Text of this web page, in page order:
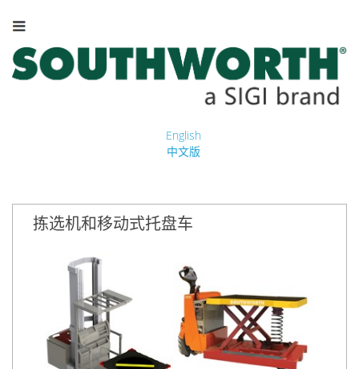
English
中文版
拣选机和移动式托盘车